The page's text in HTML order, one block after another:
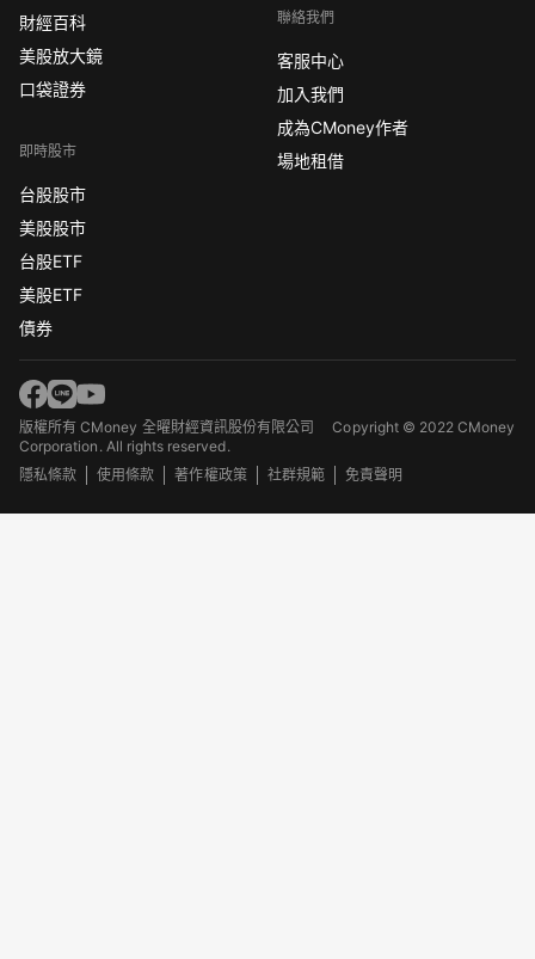
財經百科
美股放大鏡
口袋證券
即時股市
台股股市
美股股市
台股ETF
美股ETF
債券
聯絡我們
客服中心
加入我們
成為CMoney作者
場地租借
版權所有 CMoney 全曜財經資訊股份有限公司Copyright © 2022 CMoney
Corporation. All rights reserved.
隱私條款
使用條款 著作權政策 社群規範 免責聲明